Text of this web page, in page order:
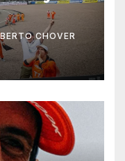
CHOVER